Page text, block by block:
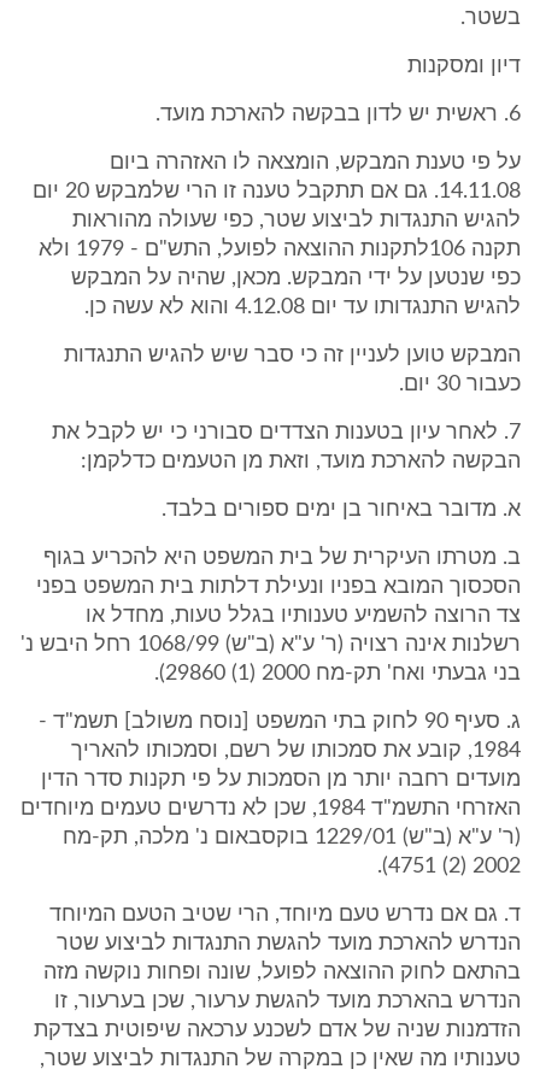
בשטר.
דיון ומסקנות
6. ראשית יש לדון בבקשה להארכת מועד.
על פי טענת המבקש, הומצאה לו האזהרה ביום
14.11.08. גם אם תתקבל טענה זו הרי שלמבקש 20 יום
להגיש התנגדות לביצוע שטר, כפי שעולה מהוראות
תקנה 106לתקנות ההוצאה לפועל, התש"ם - 1979 ולא
כפי שנטען על ידי המבקש. מכאן, שהיה על המבקש
להגיש התנגדותו עד יום 4.12.08 והוא לא עשה כן.
המבקש טוען לעניין זה כי סבר שיש להגיש התנגדות
כעבור 30 יום.
7. לאחר עיון בטענות הצדדים סבורני כי יש לקבל את
הבקשה להארכת מועד, וזאת מן הטעמים כדלקמן:
א. מדובר באיחור בן ימים ספורים בלבד.
ב. מטרתו העיקרית של בית המשפט היא להכריע בגוף
הסכסוך המובא בפניו ונעילת דלתות בית המשפט בפני
צד הרוצה להשמיע טענותיו בגלל טעות, מחדל או
רשלנות אינה רצויה (ר' ע"א (ב"ש) 1068/99 רחל היבש נ'
בני גבעתי ואח' תק-מח 2000 (1) 29860).
ג. סעיף 90 לחוק בתי המשפט [נוסח משולב] תשמ"ד -
1984, קובע את סמכותו של רשם, וסמכותו להאריך
מועדים רחבה יותר מן הסמכות על פי תקנות סדר הדין
האזרחי התשמ"ד 1984, שכן לא נדרשים טעמים מיוחדים
(ר' ע"א (ב"ש) 1229/01 בוקסבאום נ' מלכה, תק-מח
2002 (2) 4751).
ד. גם אם נדרש טעם מיוחד, הרי שטיב הטעם המיוחד
הנדרש להארכת מועד להגשת התנגדות לביצוע שטר
בהתאם לחוק ההוצאה לפועל, שונה ופחות נוקשה מזה
הנדרש בהארכת מועד להגשת ערעור, שכן בערעור, זו
הזדמנות שניה של אדם לשכנע ערכאה שיפוטית בצדקת
טענותיו מה שאין כן במקרה של התנגדות לביצוע שטר,